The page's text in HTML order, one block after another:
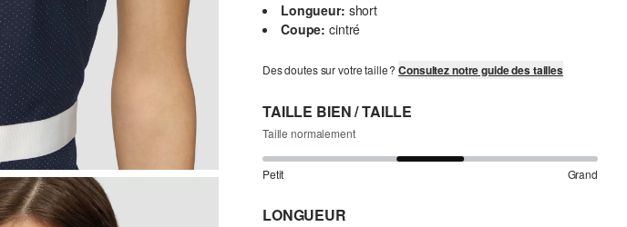
Longueur: short
Coupe: cintré
Des doutes sur votre taille ?Consultez notre guide des tailles
TAILLE BIEN / TAILLE
Taille normalement
Petit Grand
LONGUEUR